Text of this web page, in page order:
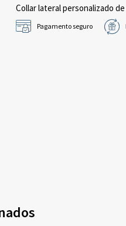
Collar lateral personalizado
Pagamento seguro